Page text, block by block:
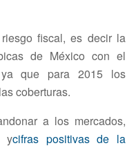
fiscal, es decir la
de México con el
que para 2015 los
coberturas.
a los mercados,
ycifras positivas de la